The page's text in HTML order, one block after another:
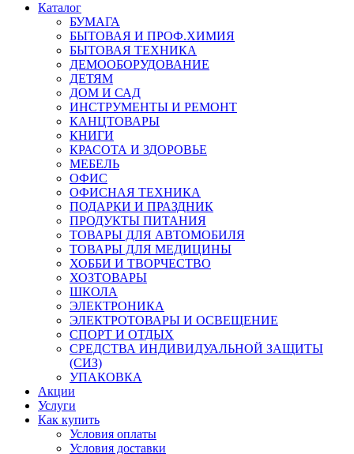
Каталог
БУМАГА
БЫТОВАЯ И ПРОФ.ХИМИЯ
БЫТОВАЯ ТЕХНИКА
ДЕМООБОРУДОВАНИЕ
ДЕТЯМ
ДОМ И САД
ИНСТРУМЕНТЫ И РЕМОНТ
КАНЦТОВАРЫ
КНИГИ
КРАСОТА И ЗДОРОВЬЕ
МЕБЕЛЬ
ОФИС
ОФИСНАЯ ТЕХНИКА
ПОДАРКИ И ПРАЗДНИК
ПРОДУКТЫ ПИТАНИЯ
ТОВАРЫ ДЛЯ АВТОМОБИЛЯ
ТОВАРЫ ДЛЯ МЕДИЦИНЫ
ХОББИ И ТВОРЧЕСТВО
ХОЗТОВАРЫ
ШКОЛА
ЭЛЕКТРОНИКА
ЭЛЕКТРОТОВАРЫ И ОСВЕЩЕНИЕ
СПОРТ И ОТДЫХ
СРЕДСТВА ИНДИВИДУАЛЬНОЙ ЗАЩИТЫ
(СИЗ)
УПАКОВКА
Акции
Услуги
Как купить
Условия оплаты
Условия доставки